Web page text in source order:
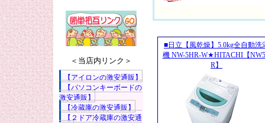
＜当店内リンク＞
【アイロンの激安通販】
【パソコンキーボードの
激安通販】
【冷蔵庫の激安通販】
【２ドア冷蔵庫の激安通
■日立【風乾燥】5.0kg全自動洗
機 NW-5HR-W★HITACHI【
R】